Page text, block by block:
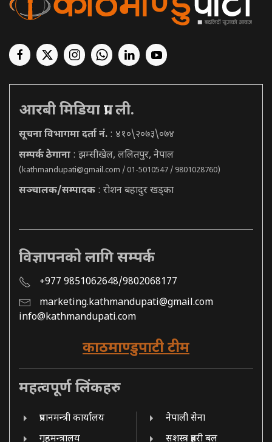
आरबी मिडिया प्रा. ली.
सूचना विभागमा दर्ता नं. : ४१०\२०७३\०७४
सम्पर्क ठेगाना : झम्सीखेल, ललितपुर, नेपाल
(kathmandupati@gmail.com / 01-5010547 / 9801028760)
सञ्चालक/सम्पादक : रोशन बहादुर खड्का
विज्ञापनको लागि सम्पर्क
+977 9851062648/9802068177
marketing.kathmandupati@gmail.com
info@kathmandupati.com
काठमाण्डुपाटी टीम
महत्वपूर्ण लिंकहरु
प्रधानमन्त्री कार्यालय
नेपाली सेना